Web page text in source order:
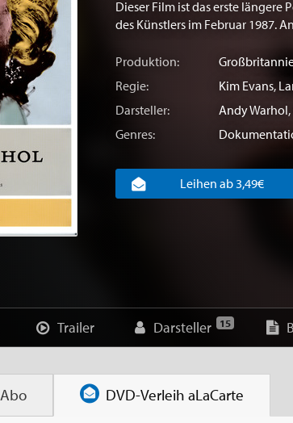
Dieser Film ist das erste längere
des Künstlers im Februar 1987.
Produktion:
Regie:
Kim Evans,
Darsteller:
Andy Warhol,
Genres:
Leihen ab 3,49€
Trailer Darsteller 15
Abo DVD-Verleih aLaCarte